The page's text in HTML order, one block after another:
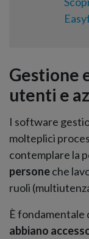
Gestione
utenti e
I software
molteplici
contemplare la
personeche
ruoli
È fondamentale
abbiano